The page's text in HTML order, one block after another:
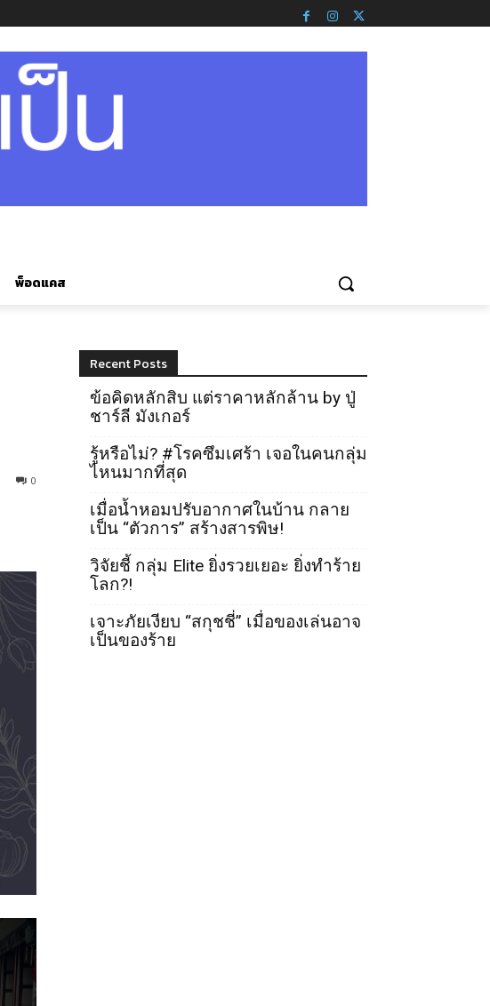
พ็อดแคส
0
Recent Posts
ข้อคิดหลักสิบ แต่ราคาหลักล้าน by ปู่
ชาร์ลี มังเกอร์
รู้หรือไม่? #โรคซึมเศร้า เจอในคนกลุ่ม
ไหนมากที่สุด
เมื่อน้ำหอมปรับอากาศในบ้าน กลาย
เป็น “ตัวการ” สร้างสารพิษ!
วิจัยชี้ กลุ่ม Elite ยิ่งรวยเยอะ ยิ่งทำร้าย
โลก?!
เจาะภัยเงียบ “สกุชชี่” เมื่อของเล่นอาจ
เป็นของร้าย